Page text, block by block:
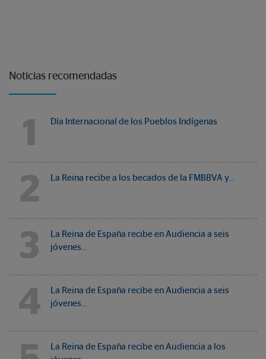
Noticias recomendadas
1 Día Internacional de los Pueblos Indígenas
2 La Reina recibe a los becados de la FMBBVA y…
3
La Reina de España recibe en Audiencia a seis
jóvenes…
4
La Reina de España recibe en Audiencia a seis
jóvenes…
La Reina de España recibe en Audiencia a los